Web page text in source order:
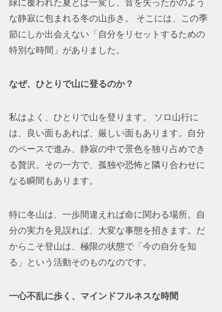
緑に覆われた夏とは一変し、音を失ったかのよう
な静寂に包まれる冬の山歩き。 そこには、この季
節にしか出会えない「自分をリセットするための
特別な時間」がありました。
なぜ、ひとりで山に登るのか？
私はよく、ひとりで山を登ります。 ソロ山行に
は、良い面もあれば、厳しい面もあります。自分
のペースで進み、静寂の中で景色を独り占めでき
る贅沢。その一方で、孤独や恐怖と隣り合わせに
なる瞬間もあります。
特に冬山は、一歩間違えれば命に関わる場所。自
分の実力を見誤れば、大変な事態を招きます。だ
からこそ登山は、極限の状態で「今の自分を知
る」という活動そのものなのです。
一心不乱に歩く、マインドフルネスな時間